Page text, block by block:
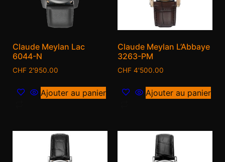
Claude Meylan Lac
6044-N
CHF 2'950.00
Ajouter au panier
Claude Meylan L’Abbaye
3263-PM
CHF 4'500.00
Ajouter au panier